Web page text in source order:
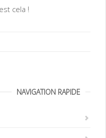
cela !
NAVIGATION RAPIDE